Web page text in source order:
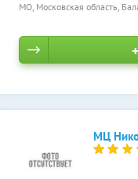
МО, Московская область,
МЦ